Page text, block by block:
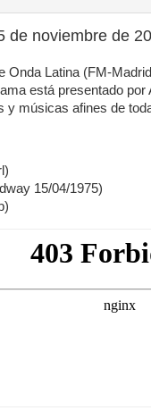
de noviembre de
Onda Latina (FM-
está presentado
y músicas afines de
15/04/1975)